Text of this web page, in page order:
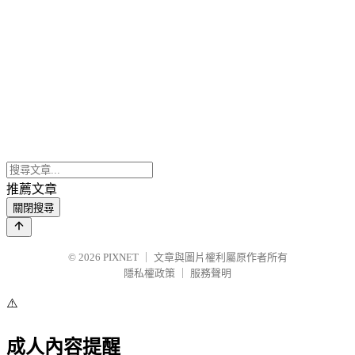
推薦文章
關閉搜尋
© 2026 PIXNET
文章與圖片權利屬原作者所有
隱私權政策
服務聲明
⚠️
成人內容提醒